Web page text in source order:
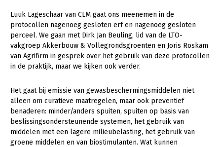
Platteland en omgeving
Mens, ondernemerschap en onderwijs
Internationaal
Dier
Biologische Landbouw
Geitenhouderij
Plant
Akkerbouw
Multifunctionele landbouw
Luuk Lageschaar van CLM gaat ons meenemen in de
protocollen nagenoeg gesloten erf en nagenoeg gesloten
perceel. We gaan met Dirk Jan Beuling, lid van de LTO-
vakgroep Akkerbouw & Vollegrondsgroenten en Joris Roskam
van Agrifirm in gesprek over het gebruik van deze protocollen
in de praktijk, maar we kijken ook verder.
Het gaat bij emissie van gewasbeschermingsmiddelen niet
alleen om curatieve maatregelen, maar ook preventief
benaderen: minder/anders spuiten, spuiten op basis van
beslissingsondersteunende systemen, het gebruik van
middelen met een lagere milieubelasting, het gebruik van
groene middelen en van biostimulanten. Wat kunnen